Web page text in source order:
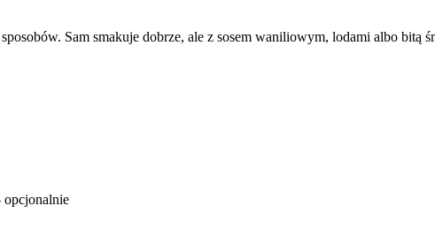
Sam smakuje dobrze, ale z sosem waniliowym, lodami albo bitą
opcjonalnie